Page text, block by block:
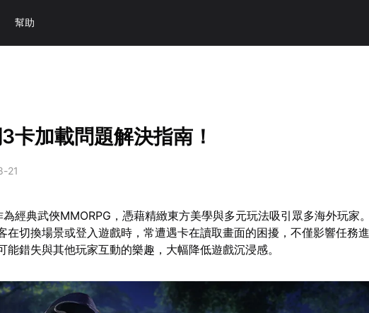
幫助
卡加載問題解決指南！
21
經典武俠MMORPG，憑藉精緻東方美學與多元玩法吸引眾多海外玩家
在切換場景或登入遊戲時，常遭遇卡在讀取畫面的困擾，不僅影響任務
能錯失與其他玩家互動的樂趣，大幅降低遊戲沉浸感。